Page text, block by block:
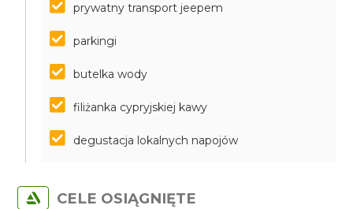
prywatny transport jeepem
parkingi
butelka wody
filiżanka cypryjskiej kawy
degustacja lokalnych napojów
CELE OSIĄGNIĘTE